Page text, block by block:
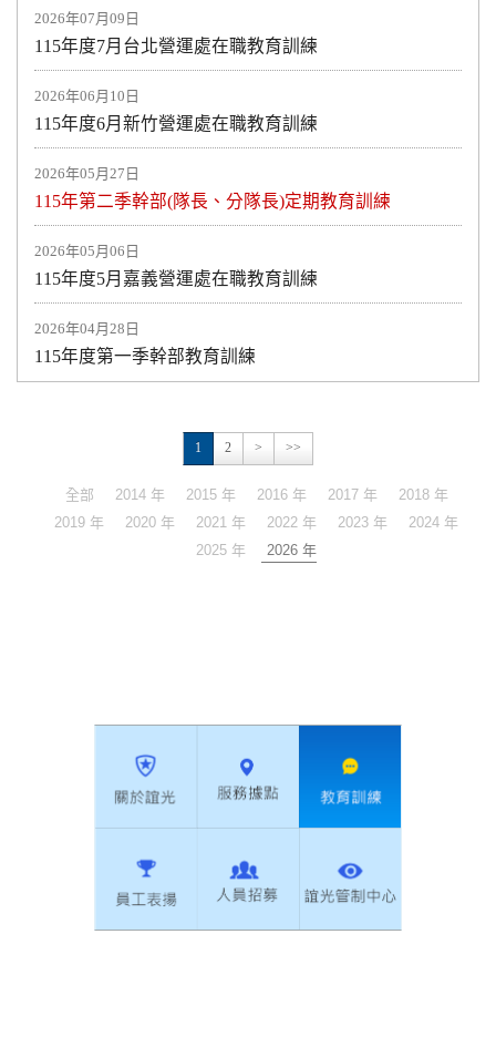
2026年07月09日
115年度7月台北營運處在職教育訓練
2026年06月10日
115年度6月新竹營運處在職教育訓練
2026年05月27日
115年第二季幹部(隊長、分隊長)定期教育訓練
2026年05月06日
115年度5月嘉義營運處在職教育訓練
2026年04月28日
115年度第一季幹部教育訓練
1 2 > >>
全部 2014 年 2015 年 2016 年 2017 年
2018 年
2019 年
2020 年 2021 年 2022 年 2023 年
2024 年
2025 年
2026 年